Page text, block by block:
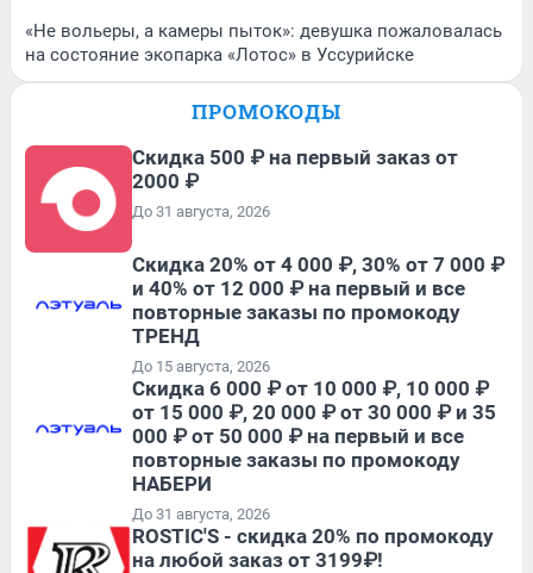
«Не вольеры, а камеры пыток»: девушка пожаловалась
на состояние экопарка «Лотос» в Уссурийске
ПРОМОКОДЫ
Скидка 500 ₽ на первый заказ от
2000 ₽
До 31 августа, 2026
Скидка 20% от 4 000 ₽, 30% от 7 000 ₽
и 40% от 12 000 ₽ на первый и все
повторные заказы по промокоду
ТРЕНД
До 15 августа, 2026
Скидка 6 000 ₽ от 10 000 ₽, 10 000 ₽
от 15 000 ₽, 20 000 ₽ от 30 000 ₽ и 35
000 ₽ от 50 000 ₽ на первый и все
повторные заказы по промокоду
НАБЕРИ
До 31 августа, 2026
ROSTIC'S - скидка 20% по промокоду
на любой заказ от 3199₽!